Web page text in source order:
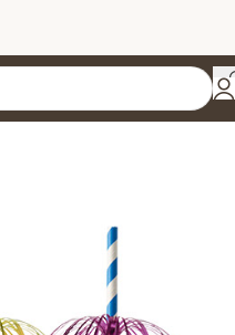
/Papieren rietjes